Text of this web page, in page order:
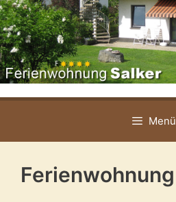
Zum
Inhalt
springen
Menü
Ferienwohnung